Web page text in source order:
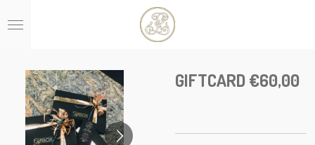
direct
hoofdinhoud
GIFTCARD €60,00